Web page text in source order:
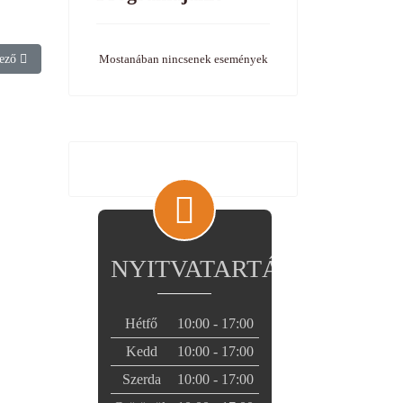
cikk: Nyugdíjas biciklisek a Tájházban
Mostanában nincsenek események
NYITVATARTÁS
Hétfő
10:00 - 17:00
Kedd
10:00 - 17:00
Szerda
10:00 - 17:00